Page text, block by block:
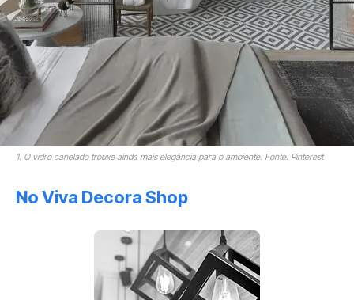
1. O vidro canelado trouxe ainda mais elegância para o ambiente. Fonte: Pinterest
No Viva Decora Shop